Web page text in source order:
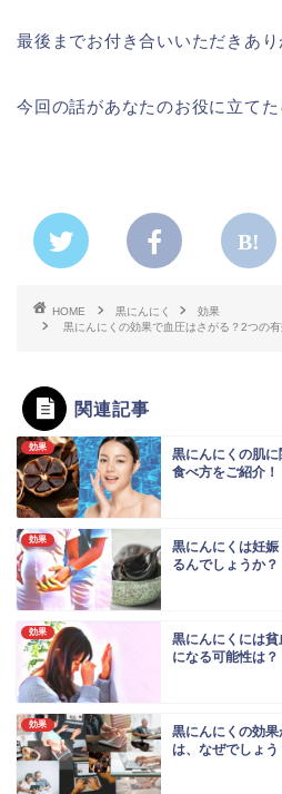
最後までお付き合いいただきあり
今回の話があなたのお役に立て
HOME 黒にんにく
効果
黒にんにくの効果で血圧はさがる？2つの
関連記事
効果
黒にんにくの肌
食べ方をご紹介！
効果
黒にんにくは妊
るんでしょうか？
効果
黒にんにくには
になる可能性は？
効果
黒にんにくの効
は、なぜでしょう